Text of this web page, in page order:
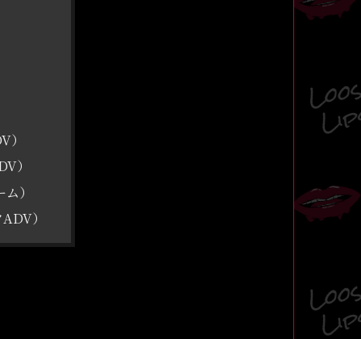
）
）
）